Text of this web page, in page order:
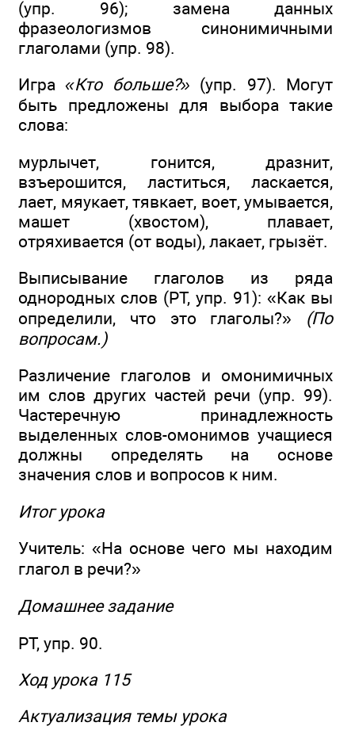
(упр. 96); замена данных
фразеологизмов синонимичными
глаголами (упр. 98).
Игра«Кто больше?» (упр. 97). Могут
быть предложены для выбора такие
слова:
мурлычет, гонится, дразнит,
взъерошится, ластиться, ласкается,
лает, мяукает, тявкает, воет, умывается,
машет (хвостом), плавает,
отряхивается (от воды), лакает, грызёт.
Выписывание глаголов из ряда
однородных слов (РТ, упр. 91): «Как вы
определили, что это глаголы?» (По
вопросам.)
Различение глаголов и омонимичных
им слов других частей речи (упр. 99).
Частеречную принадлежность
выделенных слов-омонимов учащиеся
должны определять на основе
значения слов и вопросов к ним.
Итог урока
Учитель: «На основе чего мы находим
глагол в речи?»
Домашнее задание
РТ, упр. 90.
Ход урока 115
Актуализация темы урока